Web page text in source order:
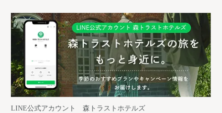
LINE公式アカウント森トラストホテルズ